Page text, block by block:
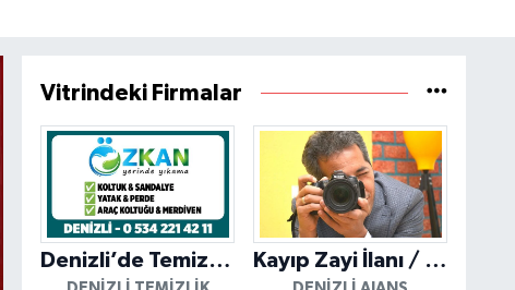
Vitrindeki Firmalar
Denizli’de Temizliğin Güvenilir Adresi: Özkan Yerinde Yıkama Kayıp Zayi İlanı / Mutlu Ajans / Denizli